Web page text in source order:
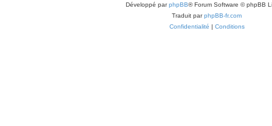
Développé parphpBB® Forum Software © phpBB
Traduit parphpBB-fr.com
Confidentialité | Conditions